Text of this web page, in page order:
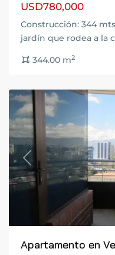
USD780,000
Construcción: 344
jardín que rodea a la
344.00 m2
Zona
10,
de
Previous
Apartamento en